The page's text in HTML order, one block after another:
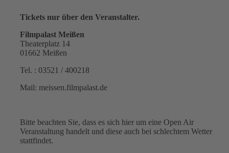
Tickets nur über den Veranstalter.
Filmpalast Meißen
Theaterplatz 14
01662 Meißen
Tel. : 03521 / 400218
Mail: meissen.filmpalast.de
Bitte beachten Sie, dass es sich hier um eine Open Air
Veranstaltung handelt und diese auch bei schlechtem Wetter
stattfindet.